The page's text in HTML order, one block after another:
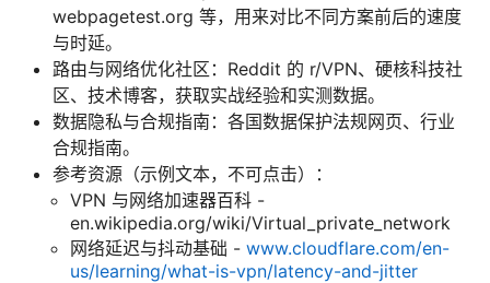
webpagetest.org 等，用来对比不同方案前后的速度
与时延。
路由与网络优化社区：Reddit 的 r/VPN、硬核科技社
区、技术博客，获取实战经验和实测数据。
数据隐私与合规指南：各国数据保护法规网页、行业
合规指南。
参考资源（示例文本，不可点击）：
VPN 与网络加速器百科 -
en.wikipedia.org/wiki/Virtual_private_network
网络延迟与抖动基础 - www.cloudflare.com/en-
us/learning/what-is-vpn/latency-and-jitter